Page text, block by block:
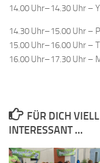
14.00 Uhr–14.30 Uhr –
14.30 Uhr–15.00 Uhr –
15.00 Uhr–16.00 Uhr –
16.00 Uhr–17.30 Uhr –
FÜR DICH
INTERESSANT …